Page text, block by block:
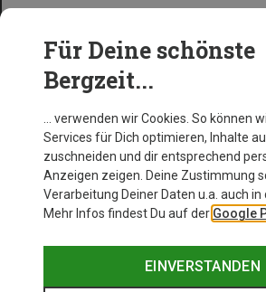
Für Deine schönste
Bergzeit...
… verwenden wir Cookies. So können
Services für Dich optimieren, Inhalte
zuschneiden und dir entsprechend
Anzeigen zeigen. Deine Zustimmung
Verarbeitung Deiner Daten u.a. auch in
Mehr Infos findest Du auf der Google
EINVERSTANDEN